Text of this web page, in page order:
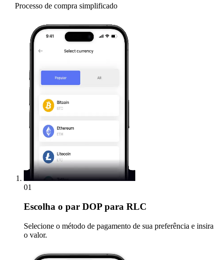
Processo de compra simplificado
01
Escolha o par DOP para RLC
Selecione o método de pagamento de sua preferência e insira
o valor.